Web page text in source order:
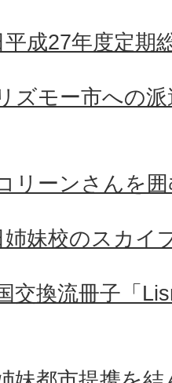
成27年度定期
ズモー市への
リーンさんを
妹校のスカイ
交換流冊子「